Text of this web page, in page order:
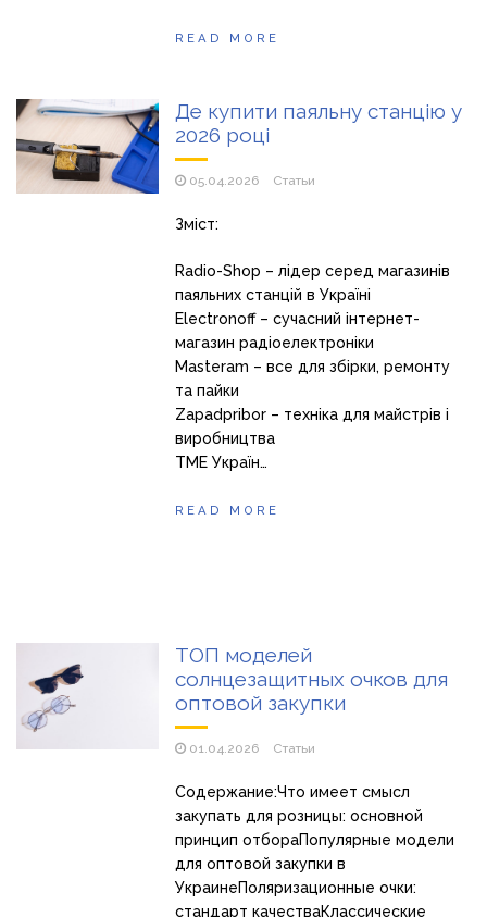
READ MORE
Де купити паяльну станцію у
2026 році
05.04.2026 Статьи
Зміст:
Radio-Shop – лідер серед магазинів
паяльних станцій в Україні
Electronoff – сучасний інтернет-
магазин радіоелектроніки
Masteram – все для збірки, ремонту
та пайки
Zapadpribor – техніка для майстрів і
виробництва
TME Україн…
READ MORE
ТОП моделей
солнцезащитных очков для
оптовой закупки
01.04.2026 Статьи
Содержание:Что имеет смысл
закупать для розницы: основной
принцип отбораПопулярные модели
для оптовой закупки в
УкраинеПоляризационные очки:
стандарт качестваКлассические